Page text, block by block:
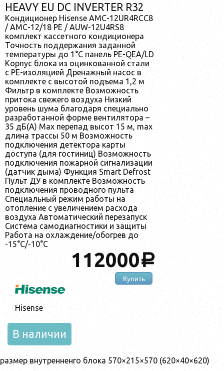
HEAVY EU DC INVERTER R32
Кондиционер Hisense AMC-12UR4RCC8
/ AMC-12/18 PE / AUW-12U4RS8
комплект кассетного кондиционера
Точность поддержания заданной
температуры до 1°С панель PE-QEA/LD
Корпус блока из оцинкованной стали
с PE-изоляцией Дренажный насос в
комплекте с высотой подъема 1,2 м
Фильтр в комплекте Возможность
притока свежего воздуха Низкий
уровень шума благодаря специально
разработанной форме вентилятора –
35 дБ(А) Max перепад высот 15 м, max
длина трассы 50 м Возможность
подключения детектора карты
доступа (для гостиниц) Возможность
подключения пожарной сигнализации
(датчик дыма) Функция Smart Defrost
Пульт ДУ в комплекте Возможность
подключения проводного пульта
Специальный режим работы на
отопление с увеличением расхода
воздуха Автоматический перезапуск
Система самодиагностики и защиты
Работа на охлаждение/обогрев до
-15°С/-10°С
112000a
Купить
Hisense
В наличии
размер внутренненго блока 570×215×570 (620×40×620)